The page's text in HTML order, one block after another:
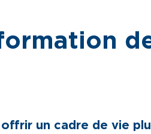
un cadre de vie